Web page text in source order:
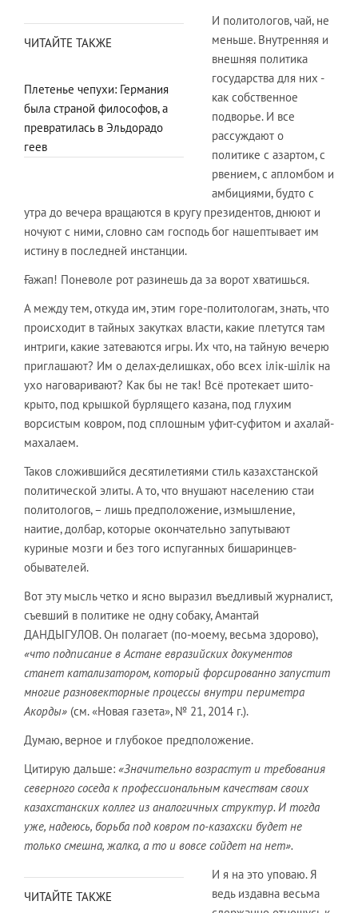
ЧИТАЙТЕ ТАКЖЕ
Плетенье чепухи: Германия
была страной философов, а
превратилась в Эльдорадо
геев
И политологов, чай, не
меньше. Внутренняя и
внешняя политика
государства для них -
как собственное
подворье. И все
рассуждают о
политике с азартом, с
рвением, с апломбом и
амбициями, будто с
утра до вечера вращаются в кругу президентов, днюют и
ночуют с ними, словно сам господь бог нашептывает им
истину в последней инстанции.
Ғажап! Поневоле рот разинешь да за ворот хватишься.
А между тем, откуда им, этим горе-политологам, знать, что
происходит в тайных закутках власти, какие плетутся там
интриги, какие затеваются игры. Их что, на тайную вечерю
приглашают? Им о делах-делишках, обо всех ілік-шілік на
ухо наговаривают? Как бы не так! Всё протекает шито-
крыто, под крышкой бурлящего казана, под глухим
ворсистым ковром, под сплошным уфит-суфитом и ахалай-
махалаем.
Таков сложившийся десятилетиями стиль казахстанской
политической элиты. А то, что внушают населению стаи
политологов, – лишь предположение, измышление,
наитие, долбар, которые окончательно запутывают
куриные мозги и без того испуганных бишаринцев-
обывателей.
Вот эту мысль четко и ясно выразил въедливый журналист,
съевший в политике не одну собаку, Амантай
ДАНДЫГУЛОВ. Он полагает (по-моему, весьма здорово),
«что подписание в Астане евразийских документов
станет катализатором, который форсированно запустит
многие разновекторные процессы внутри периметра
Акорды» (см. «Новая газета», № 21, 2014 г.).
Думаю, верное и глубокое предположение.
Цитирую дальше: «Значительно возрастут и требования
северного соседа к профессиональным качествам своих
казахстанских коллег из аналогичных структур. И тогда
уже, надеюсь, борьба под ковром по-казахски будет не
только смешна, жалка, а то и вовсе сойдет на нет».
ЧИТАЙТЕ ТАКЖЕ
И я на это уповаю. Я
ведь издавна весьма